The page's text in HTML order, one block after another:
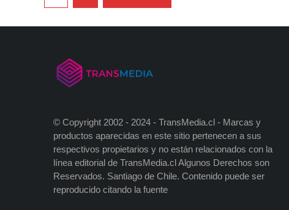
de
entradas
© Copyright 2002 - 2024 - TransMedia.cl - Marcas y
productos aparecidas en este sitio pertenecen a sus
respectivos propietarios y no están relacionados con la
línea editorial de TransMedia.cl Algunos Derechos son
Reservados. Santiago de Chile. Contenido puede ser
reproducido citando la fuente